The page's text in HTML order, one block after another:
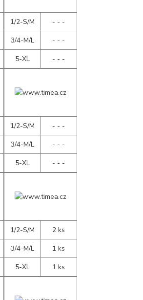
1/2-S/M
- - -
3/4-M/L
- - -
5-XL
- - -
1/2-S/M
- - -
3/4-M/L
- - -
5-XL
- - -
1/2-S/M
2 ks
3/4-M/L
1 ks
5-XL
1 ks